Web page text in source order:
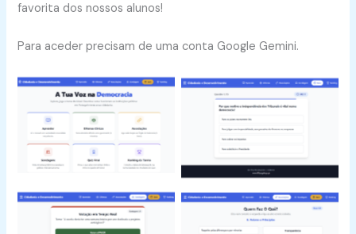
favorita dos nossos alunos!
Para aceder precisam de uma conta Google Gemini.
Cidadania e
Desenvolvimento
Cidadania e
Desenvolvimento